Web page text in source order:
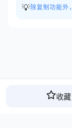
💡 除复制功能外
收藏